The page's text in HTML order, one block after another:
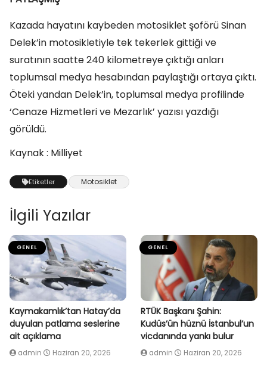
Kazada hayatını kaybeden motosiklet şoförü Sinan
Delek’in motosikletiyle tek tekerlek gittiği ve
suratının saatte 240 kilometreye çıktığı anları
toplumsal medya hesabından paylaştığı ortaya çıktı.
Öteki yandan Delek’in, toplumsal medya profilinde
‘Cenaze Hizmetleri ve Mezarlık’ yazısı yazdığı
görüldü.
Kaynak : Milliyet
Etiketler Motosiklet
İlgili Yazılar
GENEL
Kaymakamlık’tan Hatay’da
duyulan patlama seslerine
ait açıklama
admin Haziran 20, 2026
GENEL
RTÜK Başkanı Şahin:
Kudüs’ün hüznü İstanbul’un
vicdanında yankı bulur
admin Haziran 20, 2026